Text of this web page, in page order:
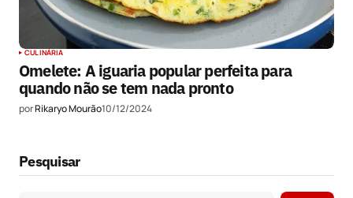
CULINÁRIA
Omelete: A iguaria popular perfeita para
quando não se tem nada pronto
porRikaryo Mourão10/12/2024
Pesquisar